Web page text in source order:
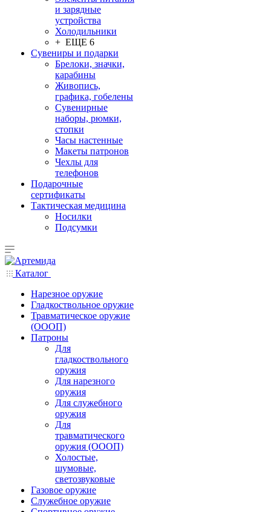
и зарядные
устройства
Холодильники
+ ЕЩЕ 6
Сувениры и подарки
Брелоки, значки,
карабины
Живопись,
графика, гобелены
Сувенирные
наборы, рюмки,
стопки
Часы настенные
Макеты патронов
Чехлы для
телефонов
Подарочные
сертификаты
Тактическая медицина
Носилки
Подсумки
Каталог
Нарезное оружие
Гладкоствольное оружие
Травматическое оружие
(ОООП)
Патроны
Для
гладкоствольного
оружия
Для нарезного
оружия
Для служебного
оружия
Для
травматического
оружия (ОООП)
Холостые,
шумовые,
светозвуковые
Газовое оружие
Служебное оружие